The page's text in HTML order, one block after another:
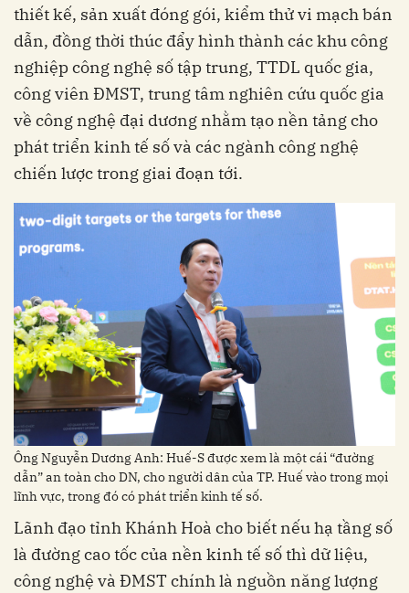
thiết kế, sản xuất đóng gói, kiểm thử vi mạch bán
dẫn, đồng thời thúc đẩy hình thành các khu công
nghiệp công nghệ số tập trung, TTDL quốc gia,
công viên ĐMST, trung tâm nghiên cứu quốc gia
về công nghệ đại dương nhằm tạo nền tảng cho
phát triển kinh tế số và các ngành công nghệ
chiến lược trong giai đoạn tới.
Ông Nguyễn Dương Anh: Huế-S được xem là một cái “đường
dẫn” an toàn cho DN, cho người dân của TP. Huế vào trong mọi
lĩnh vực, trong đó có phát triển kinh tế số.
Lãnh đạo tỉnh Khánh Hoà cho biết nếu hạ tầng số
là đường cao tốc của nền kinh tế số thì dữ liệu,
công nghệ và ĐMST chính là nguồn năng lượng